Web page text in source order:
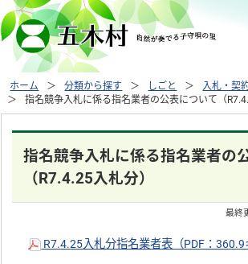
ホーム 分類から探す しごと
入札・契
指名競争入札に係る指名業者の公表について（
指名競争入札に係る指名業者の
（R7.4.25入札分）
最終
R7.4.25入札分指名業者表（PDF：